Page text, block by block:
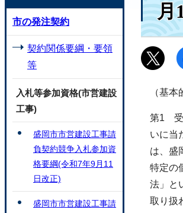
月
（基本
第1 受
いに当
は、盛
特定の
法」と
取り扱
市の発注契約
契約関係要綱・要領
等
入札等参加資格(市営建設
工事)
盛岡市市営建設工事請
負契約競争入札参加資
格要綱(令和7年9月11
日改正)
盛岡市市営建設工事請